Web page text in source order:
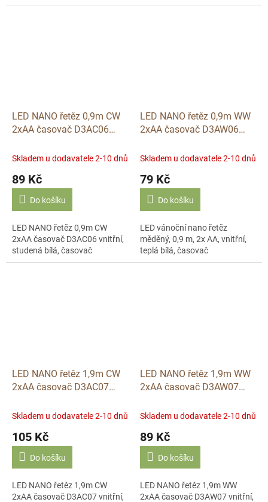
LED NANO řetěz 0,9m CW
2xAA časovač D3AC06
časovač
Skladem u dodavatele 2-10 dnů
89 Kč
Do košíku
LED NANO řetěz 0,9m CW
2xAA časovač D3AC06 vnitřní,
studená bílá, časovač
LED NANO řetěz 0,9m WW
2xAA časovač D3AW06
Skladem u dodavatele 2-10 dnů
79 Kč
Do košíku
LED vánoční nano řetěz
měděný, 0,9 m, 2x AA, vnitřní,
teplá bílá, časovač
LED NANO řetěz 1,9m CW
2xAA časovač D3AC07
časovač
Skladem u dodavatele 2-10 dnů
105 Kč
Do košíku
LED NANO řetěz 1,9m CW
2xAA časovač D3AC07 vnitřní,
LED NANO řetěz 1,9m WW
2xAA časovač D3AW07
Skladem u dodavatele 2-10 dnů
89 Kč
Do košíku
LED NANO řetěz 1,9m WW
2xAA časovač D3AW07 vnitřní,